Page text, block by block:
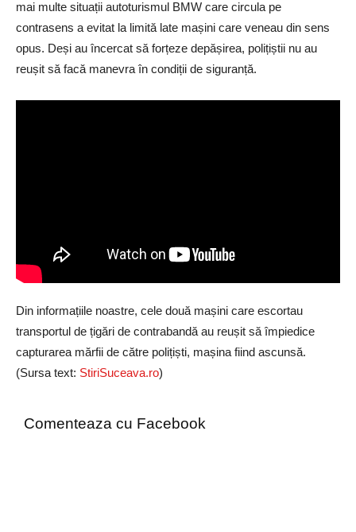
mai multe situații autoturismul BMW care circula pe
contrasens a evitat la limită late mașini care veneau din sens
opus. Deși au încercat să forțeze depășirea, polițiștii nu au
reușit să facă manevra în condiții de siguranță.
Din informațiile noastre, cele două mașini care escortau
transportul de țigări de contrabandă au reușit să împiedice
capturarea mărfii de către polițiști, mașina fiind ascunsă.
(Sursa text: StiriSuceava.ro)
Comenteaza cu Facebook